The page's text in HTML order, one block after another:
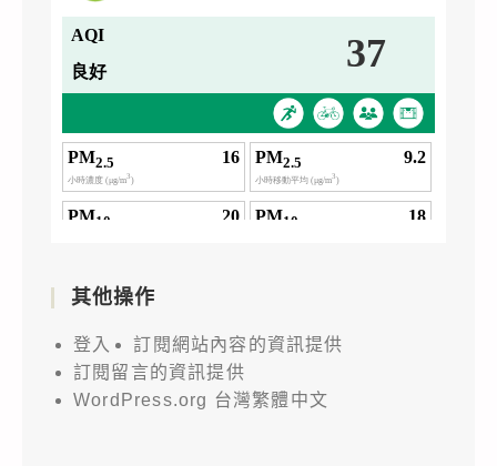
其他操作
登入
訂閱網站內容的資訊提供
訂閱留言的資訊提供
WordPress.org 台灣繁體中文